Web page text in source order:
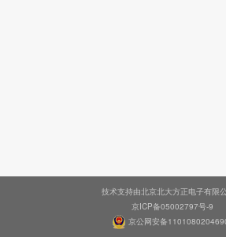
技术支持由北京北大方正电子有限
京ICP备05002797号-9
京公网安备